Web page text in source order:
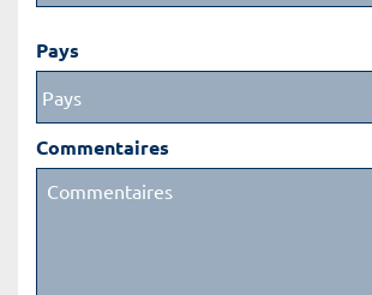
Pays
Commentaires